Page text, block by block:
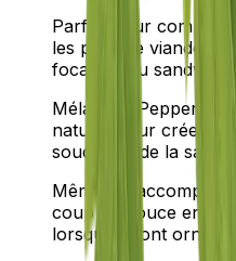
Parfait pour
les plats de viande,
focaccia ou sandwichs.
Mélangez Pepper
naturel pour créer
soucieuse de la santé.
Même les
coup de pouce en
lorsqu'ils sont ornés